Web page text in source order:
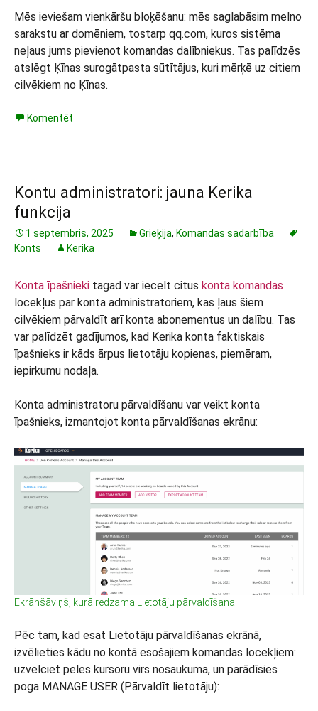
Mēs ieviešam vienkāršu bloķēšanu: mēs saglabāsim melno
sarakstu ar domēniem, tostarp qq.com, kuros sistēma
neļaus jums pievienot komandas dalībniekus. Tas palīdzēs
atslēgt Ķīnas surogātpasta sūtītājus, kuri mērķē uz citiem
cilvēkiem no Ķīnas.
Komentēt
Kontu administratori: jauna Kerika
funkcija
1 septembris, 2025 Grieķija, Komandas sadarbība
Konts
Kerika
Konta īpašnieki tagad var iecelt citus konta komandas
locekļus par konta administratoriem, kas ļaus šiem
cilvēkiem pārvaldīt arī konta abonementus un dalību. Tas
var palīdzēt gadījumos, kad Kerika konta faktiskais
īpašnieks ir kāds ārpus lietotāju kopienas, piemēram,
iepirkumu nodaļa.
Konta administratoru pārvaldīšanu var veikt konta
īpašnieks, izmantojot konta pārvaldīšanas ekrānu:
Ekrānšāviņš, kurā redzama Lietotāju pārvaldīšana
Pēc tam, kad esat Lietotāju pārvaldīšanas ekrānā,
izvēlieties kādu no kontā esošajiem komandas locekļiem:
uzvelciet peles kursoru virs nosaukuma, un parādīsies
poga MANAGE USER (Pārvaldīt lietotāju):